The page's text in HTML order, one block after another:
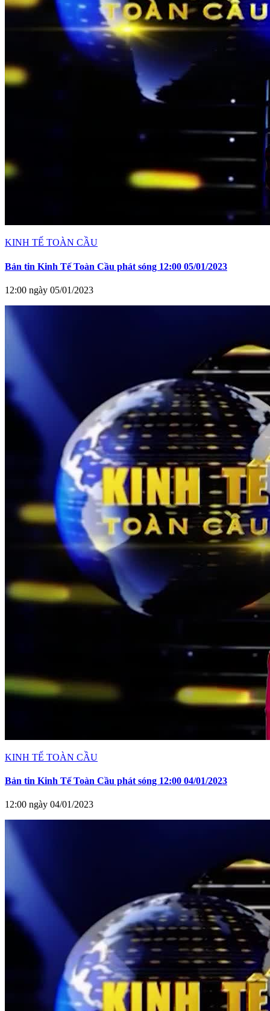
KINH TẾ TOÀN CẦU
Bản tin Kinh Tế Toàn Cầu phát sóng 12:00 05/01/2023
12:00 ngày 05/01/2023
KINH TẾ TOÀN CẦU
Bản tin Kinh Tế Toàn Cầu phát sóng 12:00 04/01/2023
12:00 ngày 04/01/2023